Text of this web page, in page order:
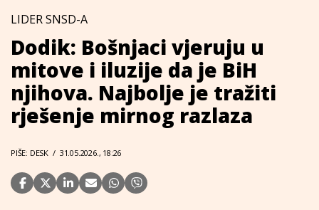
LIDER SNSD-A
Dodik: Bošnjaci vjeruju u
mitove i iluzije da je BiH
njihova. Najbolje je tražiti
rješenje mirnog razlaza
PIŠE: DESK / 31.05.2026., 18:26